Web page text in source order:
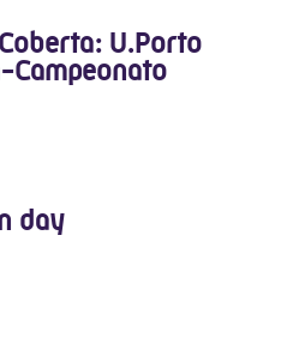
U.Porto
day